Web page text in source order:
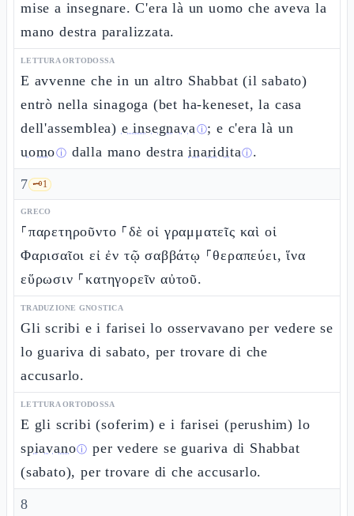
mise a insegnare. C'era là un uomo che aveva la
mano destra paralizzata.
LETTURA ORTODOSSA
E avvenne che in un altro Shabbat (il sabato)
entrò nella sinagoga (bet ha-keneset, la casa
dell'assemblea) e insegnavaⓘ; e c'era là un
uomoⓘ dalla mano destrainariditaⓘ.
7 🗝️1
GRECO
⸀παρετηροῦντο ⸀δὲ οἱ γραμματεῖς καὶ οἱ
Φαρισαῖοι εἰ ἐν τῷ σαββάτῳ ⸀θεραπεύει, ἵνα
εὕρωσιν ⸀κατηγορεῖν αὐτοῦ.
TRADUZIONE GNOSTICA
Gli scribi e i farisei lo osservavano per vedere se
lo guariva di sabato, per trovare di che
accusarlo.
LETTURA ORTODOSSA
E gli scribi (soferim) e i farisei (perushim) lo
spiavanoⓘ per vedere se guariva di Shabbat
(sabato), per trovare di che accusarlo.
8